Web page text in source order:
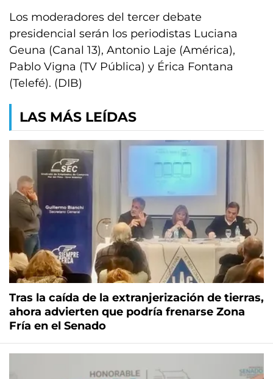
Los moderadores del tercer debate
presidencial serán los periodistas Luciana
Geuna (Canal 13), Antonio Laje (América),
Pablo Vigna (TV Pública) y Érica Fontana
(Telefé). (DIB)
LAS MÁS LEÍDAS
Tras la caída de la extranjerización de tierras,
ahora advierten que podría frenarse Zona
Fría en el Senado